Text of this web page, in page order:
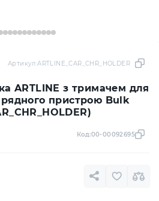
ARTLINE з тримачем для
пристрою Bulk
Артикул:ARTLINE_CAR_CHR_HOLDER
Код:00-00092695